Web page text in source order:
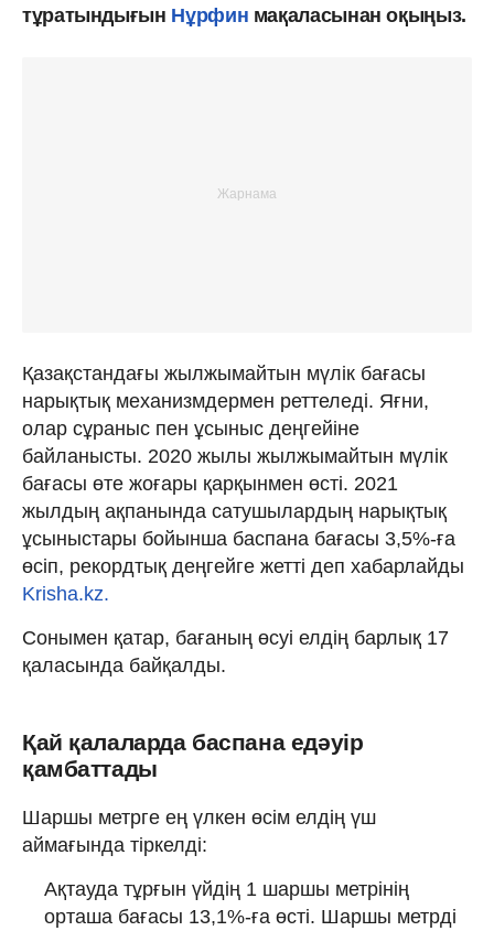
тұратындығын Нұрфин мақаласынан оқыңыз.
Қазақстандағы жылжымайтын мүлік бағасы
нарықтық механизмдермен реттеледі. Яғни,
олар сұраныс пен ұсыныс деңгейіне
байланысты. 2020 жылы жылжымайтын мүлік
бағасы өте жоғары қарқынмен өсті. 2021
жылдың ақпанында сатушылардың нарықтық
ұсыныстары бойынша баспана бағасы 3,5%-ға
өсіп, рекордтық деңгейге жетті деп хабарлайды
Krisha.kz.
Сонымен қатар, бағаның өсуі елдің барлық 17
қаласында байқалды.
Қай қалаларда баспана едәуір
қамбаттады
Шаршы метрге ең үлкен өсім елдің үш
аймағында тіркелді:
Ақтауда тұрғын үйдің 1 шаршы метрінің
орташа бағасы 13,1%-ға өсті. Шаршы метрді